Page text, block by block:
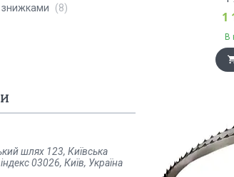
1
В
знижками 8
шлях 123, Київська
03026, Київ, Україна